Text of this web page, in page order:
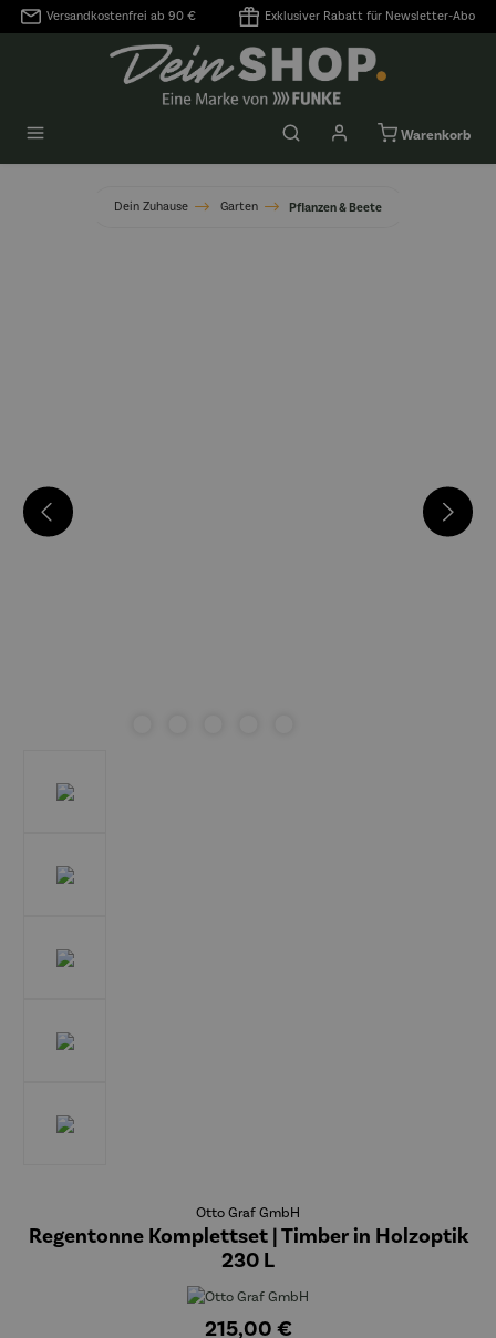
springen
Versandkostenfrei ab 90 € Exklusiver Rabatt für Newsletter-Abo
Warenkorb
Dein Zuhause Garten Pflanzen & Beete
Otto Graf GmbH
Regentonne Komplettset | Timber in Holzoptik
230 L
215,00 €